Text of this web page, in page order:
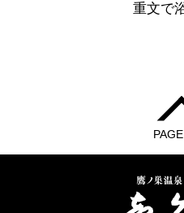
重文で